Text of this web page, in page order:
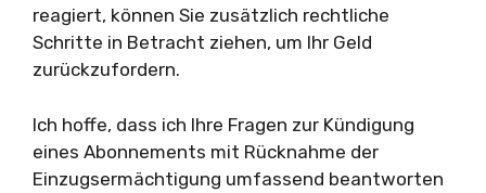
reagiert, können Sie zusätzlich rechtliche
Schritte in Betracht ziehen, um Ihr Geld
zurückzufordern.
Ich hoffe, dass ich Ihre Fragen zur Kündigung
eines Abonnements mit Rücknahme der
Einzugsermächtigung umfassend beantworten